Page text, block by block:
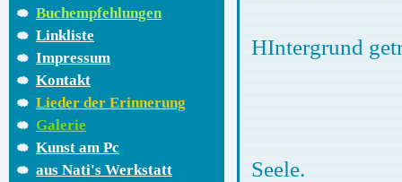
Buchempfehlungen
Linkliste
Impressum
Kontakt
Lieder der Erinnerung
Galerie
Kunst am Pc
aus Nati's Werkstatt
HIntergrund
Seele.